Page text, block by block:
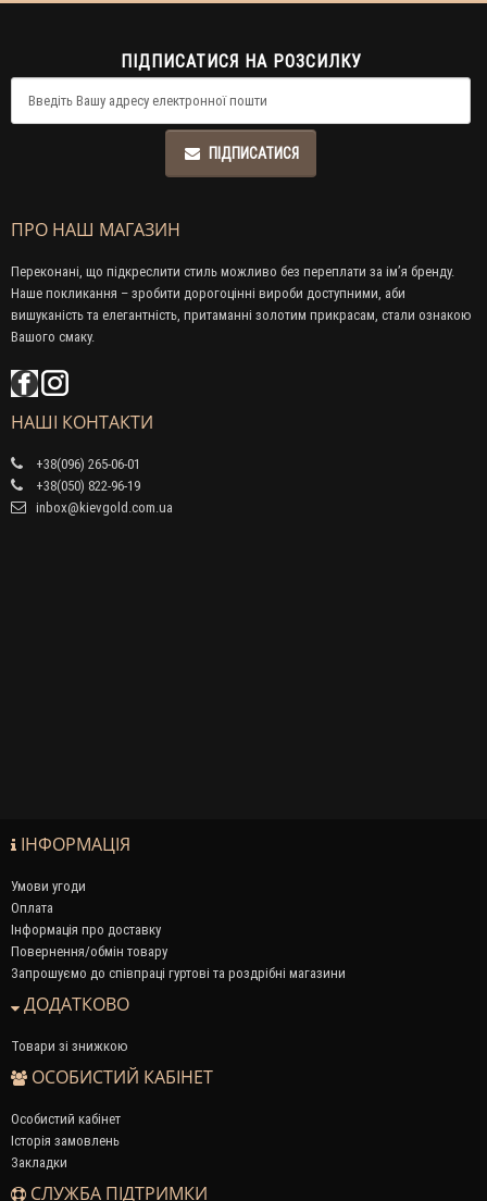
ПІДПИСАТИСЯ НА РОЗСИЛКУ
ПІДПИСАТИСЯ
ПРО НАШ МАГАЗИН
Переконані, що підкреслити стиль можливо без переплати за ім’я бренду.
Наше покликання – зробити дорогоцінні вироби доступними, аби
вишуканість та елегантність, притаманні золотим прикрасам, стали ознакою
Вашого смаку.
НАШІ КОНТАКТИ
+38(096) 265-06-01
+38(050) 822-96-19
inbox@kievgold.com.ua
ІНФОРМАЦІЯ
Умови угоди
Оплата
Інформація про доставку
Повернення/обмін товару
Запрошуємо до співпраці гуртові та роздрібні магазини
ДОДАТКОВО
Товари зі знижкою
ОСОБИСТИЙ КАБІНЕТ
Особистий кабінет
Історія замовлень
Закладки
СЛУЖБА ПІДТРИМКИ